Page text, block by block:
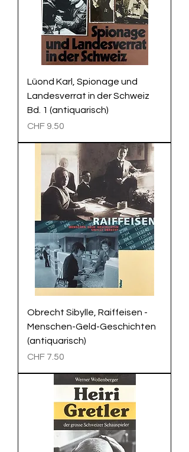
Lüond Karl, Spionage und
Landesverrat in der Schweiz
Bd. 1 (antiquarisch)
Preis
CHF 9.50
Obrecht Sibylle, Raiffeisen -
Menschen-Geld-Geschichten
(antiquarisch)
Preis
CHF 7.50